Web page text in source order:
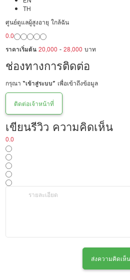
TH
ศูนย์ดูแลผู้สูงอายุ ใกล้ฉัน
0.0
ราคาเริ่มต้น 20,000 -28,000 บาท
ช่องทางการติดต่อ
กรุณา“เข้าสู่ระบบ” เพื่อเข้าถึงข้อมูล
ติดต่อเจ้าหน้าที่
เขียนรีวิว ความคิดเห็น
0.0
ส่งความคิดเห็น